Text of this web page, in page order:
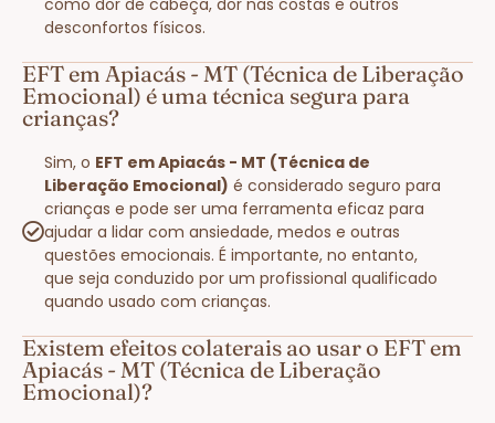
desconfortos físicos.
EFT em Apiacás - MT (Técnica de Liberação
Emocional) é uma técnica segura para
crianças?
Sim, o EFT em Apiacás - MT (Técnica de
Liberação Emocional) é considerado seguro para
crianças e pode ser uma ferramenta eficaz para
ajudar a lidar com ansiedade, medos e outras
questões emocionais. É importante, no entanto,
que seja conduzido por um profissional qualificado
quando usado com crianças.
Existem efeitos colaterais ao usar o EFT em
Apiacás - MT (Técnica de Liberação
Emocional)?